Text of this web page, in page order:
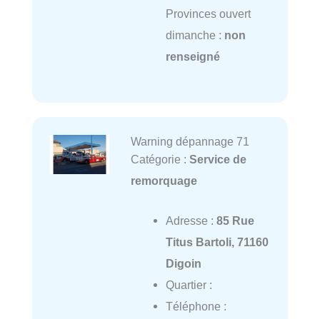
Provinces ouvert
dimanche : non
renseigné
Warning dépannage 71
Catégorie : Service de
remorquage
Adresse : 85 Rue
Titus Bartoli, 71160
Digoin
Quartier :
Téléphone :